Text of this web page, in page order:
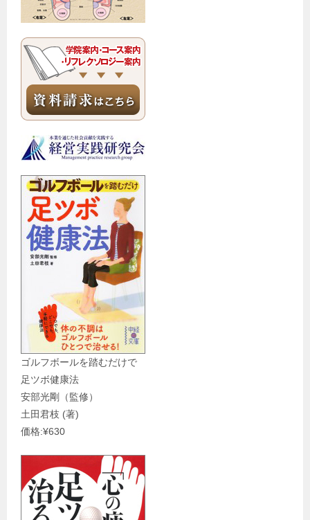
ゴルフボールを踏むだけで
足ツボ健康法
安部光剛（監修）
土田君枝 (著)
価格:¥630